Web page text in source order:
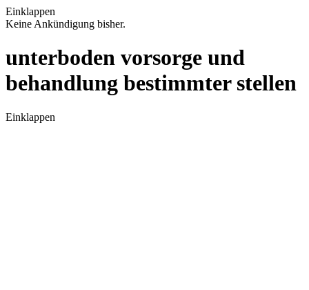
Einklappen
Keine Ankündigung bisher.
unterboden vorsorge und
behandlung bestimmter stellen
Einklappen